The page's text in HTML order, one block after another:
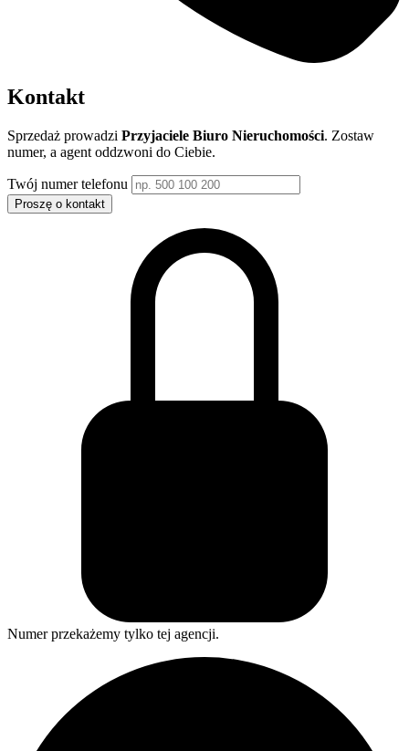
Kontakt
Sprzedaż prowadzi Przyjaciele Biuro Nieruchomości. Zostaw
numer, a agent oddzwoni do Ciebie.
Twój numer telefonu
Proszę o kontakt
Numer przekażemy tylko tej agencji.